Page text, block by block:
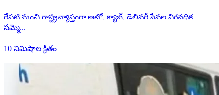
రేపటి నుంచి రాష్ట్రవ్యాప్తంగా ఆటో, క్యాబ్, డెలివరీ సేవల నిరవధిక
సమ్మె...
10 నిమిషాల క్రితం